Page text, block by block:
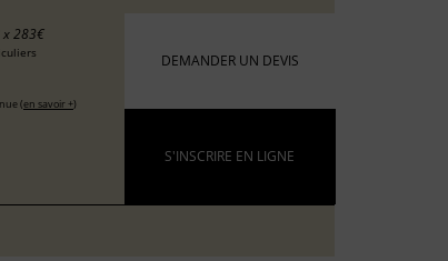
x 283€
(en savoir +)
DEMANDER UN DEVIS
S'INSCRIRE EN LIGNE